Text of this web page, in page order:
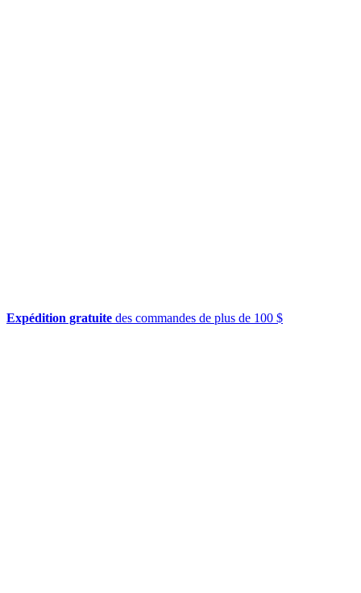
Expédition gratuite des commandes de plus de 100 $